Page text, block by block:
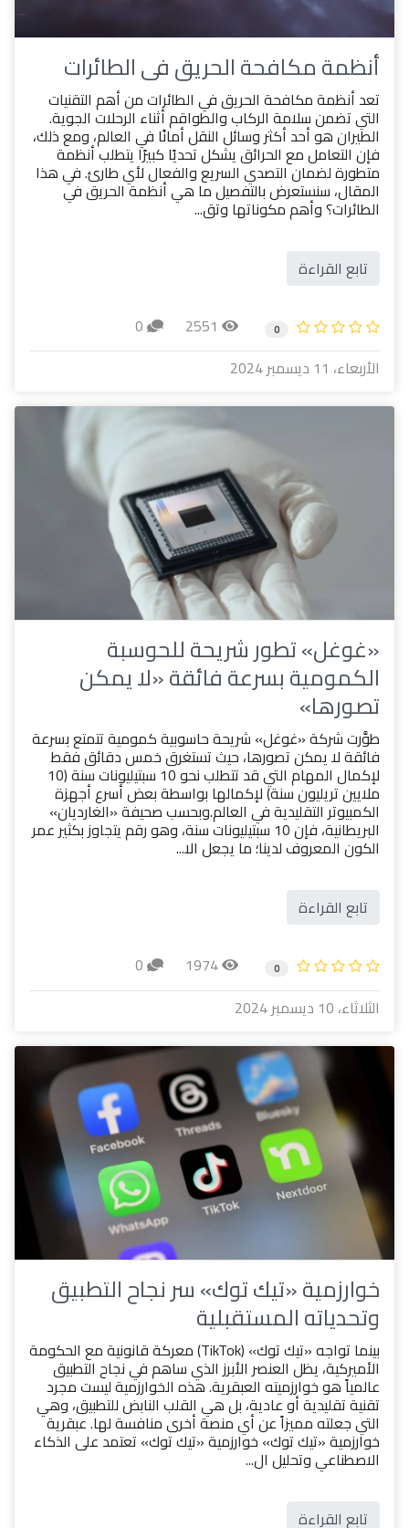
أنظمة مكافحة الحريق في الطائرات
تعد أنظمة مكافحة الحريق في الطائرات من أهم التقنيات
التي تضمن سلامة الركاب والطواقم أثناء الرحلات الجوية.
الطيران هو أحد أكثر وسائل النقل أمانًا في العالم، ومع ذلك،
فإن التعامل مع الحرائق يشكل تحديًا كبيرًا يتطلب أنظمة
متطورة لضمان التصدي السريع والفعال لأي طارئ. في هذا
المقال، سنستعرض بالتفصيل ما هي أنظمة الحريق في
الطائرات؟ وأهم مكوناتها وتق...
تابع القراءة
0
الأربعاء، 11 ديسمبر 2024
«غوغل» تطور شريحة للحوسبة
الكمومية بسرعة فائقة «لا يمكن
تصورها»
طوَّرت شركة «غوغل» شريحة حاسوبية كمومية تتمتع بسرعة
فائقة لا يمكن تصورها، حيث تستغرق خمس دقائق فقط
لإكمال المهام التي قد تتطلب نحو 10 سبتيليونات سنة (10
ملايين تريليون سنة) لإكمالها بواسطة بعض أسرع أجهزة
الكمبيوتر التقليدية في العالم.وبحسب صحيفة «الغارديان»
البريطانية، فإن 10 سبتيليونات سنة، وهو رقم يتجاوز بكثير عمر
الكون المعروف لدينا؛ ما يجعل الا...
تابع القراءة
0
الثلاثاء، 10 ديسمبر 2024
خوارزمية «تيك توك» سر نجاح التطبيق
وتحدياته المستقبلية
بينما تواجه «تيك توك» (TikTok) معركة قانونية مع الحكومة
الأميركية، يظل العنصر الأبرز الذي ساهم في نجاح التطبيق
عالمياً هو خوارزميته العبقرية. هذه الخوارزمية ليست مجرد
تقنية تقليدية أو عادية، بل هي القلب النابض للتطبيق، وهي
التي جعلته مميزاً عن أي منصة أخرى منافسة لها. عبقرية
خوارزمية «تيك توك» خوارزمية «تيك توك» تعتمد على الذكاء
الاصطناعي وتحليل ال...
تابع القراءة